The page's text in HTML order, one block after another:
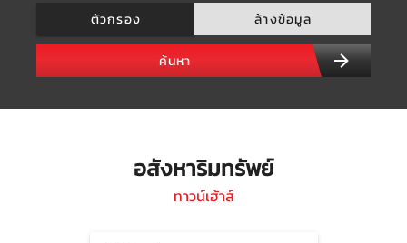
ตัวกรอง ล้างข้อมูล
ค้นหา
อสังหาริมทรัพย์
ทาวน์เฮ้าส์